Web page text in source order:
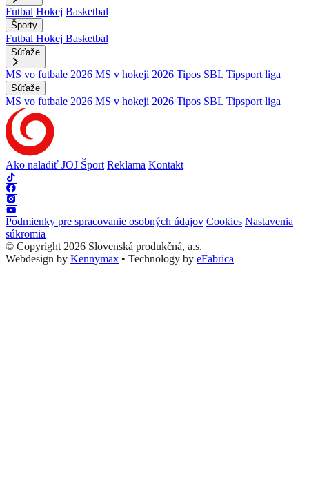
Futbal Hokej Basketbal
Športy
Futbal Hokej Basketbal
Súťaže
MS vo futbale 2026 MS v hokeji 2026 Tipos SBL Tipsport liga
Súťaže
MS vo futbale 2026 MS v hokeji 2026 Tipos SBL Tipsport liga
Ako naladiť JOJ Šport Reklama Kontakt
Podmienky pre spracovanie osobných údajov Cookies Nastavenia
súkromia
© Copyright 2026 Slovenská produkčná, a.s.
Webdesign by Kennymax • Technology by eFabrica